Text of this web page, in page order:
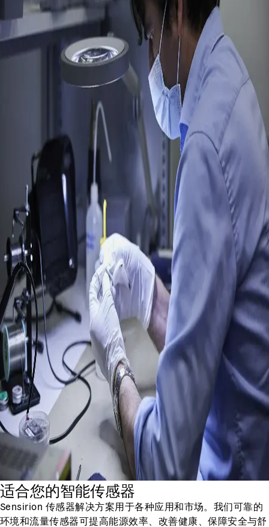
适合您的智能传感器
Sensirion 传感器解决方案用于各种应用和市场。我们可靠的
环境和流量传感器可提高能源效率、改善健康、保障安全与舒